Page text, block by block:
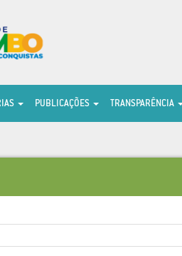
PUBLICAÇÕES TRANSPARÊNCIA